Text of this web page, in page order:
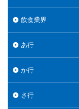
飲食業界
あ行
か行
さ行